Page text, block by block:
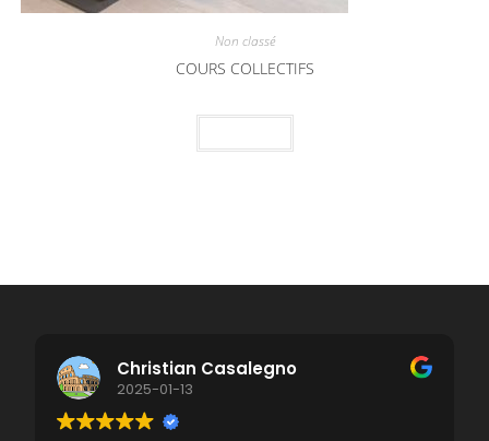
Non classé
COURS COLLECTIFS
Christian Casalegno
2025-01-13